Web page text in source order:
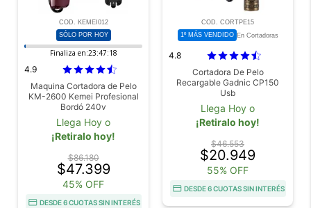
COD. KEMEI012
SÓLO POR HOY
Finaliza en:23:47:17
4.9
Maquina Cortadora de Pelo
KM-2600 Kemei Profesional
Bordó 240v
Llega Hoy o
¡Retiralo hoy!
$86.180
$47.399
45% OFF
DESDE 6 CUOTAS SIN INTERÉS
COD. CORTPE15
1º MÁS VENDIDO En Cortadoras
4.8
Cortadora De Pelo
Recargable Gadnic CP150
Usb
Llega Hoy o
¡Retiralo hoy!
$46.553
$20.949
55% OFF
DESDE 6 CUOTAS SIN INTERÉS